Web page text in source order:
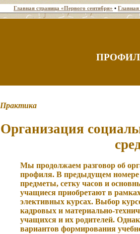
Главная страница «Первого сентября» •
Практика
Организация
Мы продолжаем разговор об
профиля. В предыдущем номере
предметы, сетку часов и
учащиеся приобретают в
элективных курсах. Выбор
кадровых и материально-
учащихся и их родителей.
вариантов формирования